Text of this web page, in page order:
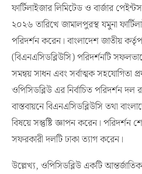
ফার্টিলাইজার লিমিটেড ও বার্জার
২০২৬ তারিখে জামালপুরস্থ যমুনা
পরিদর্শন করেন। বাংলাদেশ জাতীয়
(বিএনএসিডব্লিউসি) পরিদর্শনটি
সমন্বয় সাধন এবং সর্বাত্মক সহযোগিতা
ওপিসিডব্লিউ এর নির্বাচিত পরিদর্শন
বাস্তবায়নে বিএনএসিডব্লিউসি তথা
বিষয়ে সন্তুষ্টি জ্ঞাপন করেন।
সফরকারী দলটি ঢাকা ত্যাগ করেন।
উল্লেখ্য, ওপিসিডব্লিউ একটি আন্তর্জাতিক